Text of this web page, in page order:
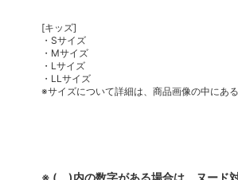
[キッズ]
・Sサイズ
・Mサイズ
・Lサイズ
・LLサイズ
※サイズについて詳細は、商品画像の中にあ
※ ( )内の数字がある場合は、ヌード